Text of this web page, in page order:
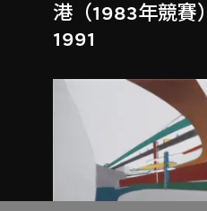
港（1983年競賽）
1991